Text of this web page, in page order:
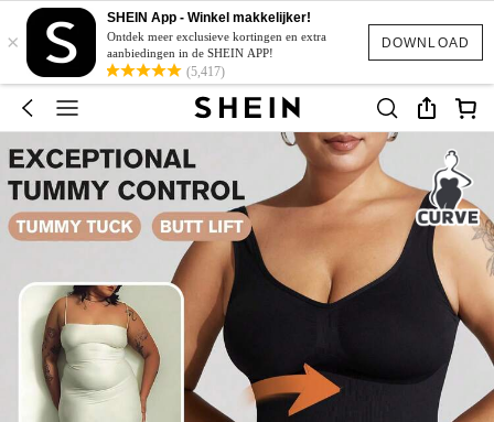
DOWNLOAD
×
SHEIN App - Winkel makkelijker!
Ontdek meer exclusieve kortingen en extra
aanbiedingen in de SHEIN APP!
(5,417)